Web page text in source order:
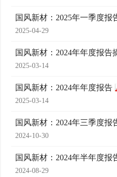
国风新材：2025年一季度报
2025-04-29
国风新材：2024年年度报告
2025-03-14
国风新材：2024年年度报告
2025-03-14
国风新材：2024年三季度报
2024-10-30
国风新材：2024年半年度报
2024-08-29